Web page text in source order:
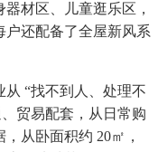
材区、儿童逛乐区，
户还配备了全屋新风系
“找不到人、处理不
贸易配套，从日常购
从卧面积约 20㎡，